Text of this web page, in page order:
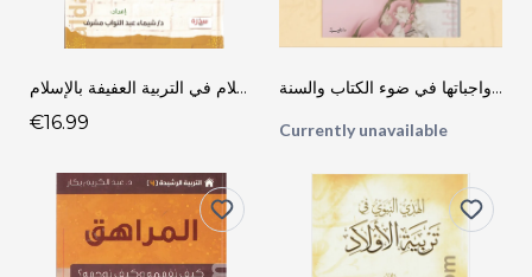
المباح من الكلام في التربية العفيفة بالإسلام
€16.99
المرأة حقوقها وواجباتها في ضوء الكتاب والسنة
Currently unavailable